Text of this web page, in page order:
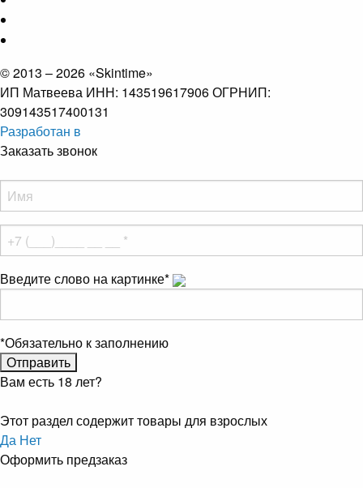
© 2013 – 2026 «Skintime»
ИП Матвеева ИНН: 143519617906 ОГРНИП:
309143517400131
Разработан в
Заказать звонок
Введите слово на картинке*
*Обязательно к заполнению
Вам есть 18 лет?
Этот раздел содержит товары для взрослых
Да Нет
Оформить предзаказ